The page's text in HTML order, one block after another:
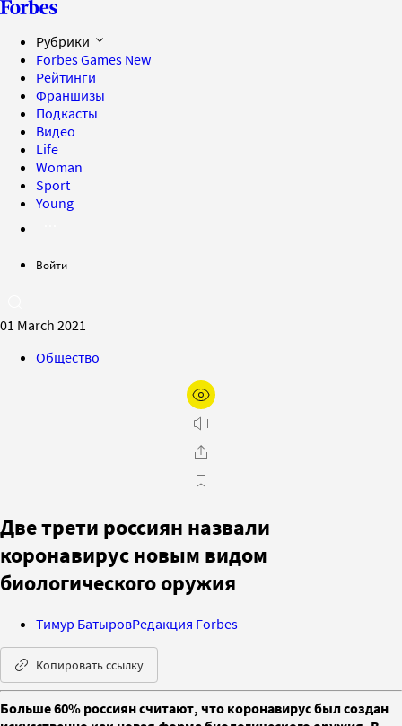
Рубрики
Forbes Games New
Рейтинги
Франшизы
Подкасты
Видео
Life
Woman
Sport
Young
Войти
01 March 2021
Общество
Две трети россиян назвали
коронавирус новым видом
биологического оружия
Тимур БатыровРедакция Forbes
Копировать ссылку
Больше 60% россиян считают, что коронавирус был создан